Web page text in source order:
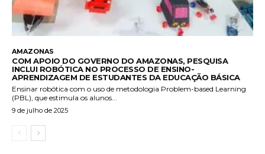
AMAZONAS
COM APOIO DO GOVERNO DO AMAZONAS, PESQUISA
INCLUI ROBÓTICA NO PROCESSO DE ENSINO-
APRENDIZAGEM DE ESTUDANTES DA EDUCAÇÃO BÁSICA
Ensinar robótica com o uso de metodologia Problem-based Learning
(PBL), que estimula os alunos...
9 de julho de 2025